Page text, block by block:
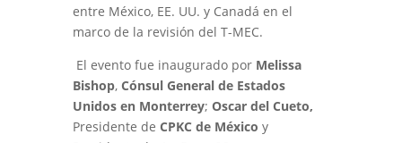
entre México, EE. UU. y Canadá en el
marco de la revisión del T-MEC.
El evento fue inaugurado por Melissa
Bishop, Cónsul General de Estados
Unidos en Monterrey; Oscar del Cueto,
Presidente de CPKC de México y